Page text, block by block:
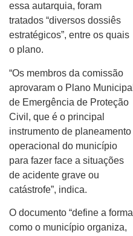
essa autarquia, foram
tratados “diversos dossiês
estratégicos”, entre os quais
o plano.
“Os membros da comissão
aprovaram o Plano Municipal
de Emergência de Proteção
Civil, que é o principal
instrumento de planeamento
operacional do município
para fazer face a situações
de acidente grave ou
catástrofe”, indica.
O documento “define a forma
como o município organiza,